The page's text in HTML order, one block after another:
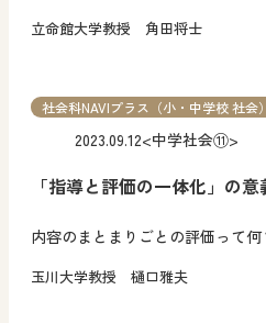
立命館大学教授 角田将士
「指導と評価の一体化」の
内容のまとまりごとの評価って何
玉川大学教授 樋口雅夫
2023.09.12<中学社会⑪>
社会科NAVIプラス（小・中学校 社会）